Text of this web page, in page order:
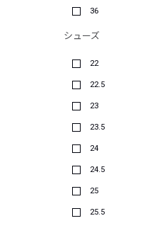
36
シューズ
22
22.5
23
23.5
24
24.5
25
25.5